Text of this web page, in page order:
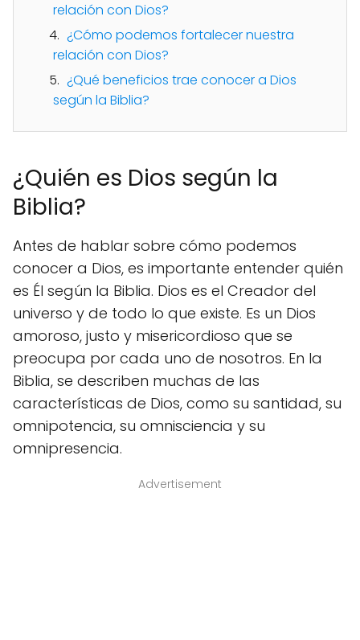
relación con Dios?
¿Cómo podemos fortalecer nuestra
relación con Dios?
¿Qué beneficios trae conocer a Dios
según la Biblia?
¿Quién es Dios según la
Biblia?
Antes de hablar sobre cómo podemos
conocer a Dios, es importante entender quién
es Él según la Biblia. Dios es el Creador del
universo y de todo lo que existe. Es un Dios
amoroso, justo y misericordioso que se
preocupa por cada uno de nosotros. En la
Biblia, se describen muchas de las
características de Dios, como su santidad, su
omnipotencia, su omnisciencia y su
omnipresencia.
Advertisement